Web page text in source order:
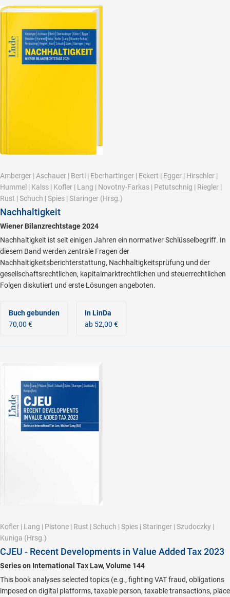
Amberger | Aschauer | Bertl | Eberhartinger | Eckert | Egger | Hirschler |
Hummel | Kalss | Kofler | Lang | Novotny-Farkas | Petutschnig | Riegler |
Rust | Schuch | Spies | Staringer (Hrsg.)
Nachhaltigkeit
Wiener Bilanzrechtstage 2024
Nachhaltigkeit ist seit einigen Jahren ein normativer Schlüsselbegriff. In
diesem Band werden zentrale Fragen der
Nachhaltigkeitsberichterstattung, Nachhaltigkeitsprüfung und der
gesellschaftsrechtlichen, kapitalmarktrechtlichen und steuerrechtlichen
Folgen diskutiert und erste Lösungen angeboten.
Buch gebunden
70,00 €
In LinDa
ab 52,00 €
Kofler | Lang | Pistone | Rust | Schuch | Spies | Staringer | Szudoczky |
Kuniga (Hrsg.)
CJEU - Recent Developments in Value Added Tax 2023
Series on International Tax Law, Volume 144
This book analyses selected topics (e.g., fighting VAT fraud, obligations
imposed on digital platforms, taxable person, taxable transactions, place